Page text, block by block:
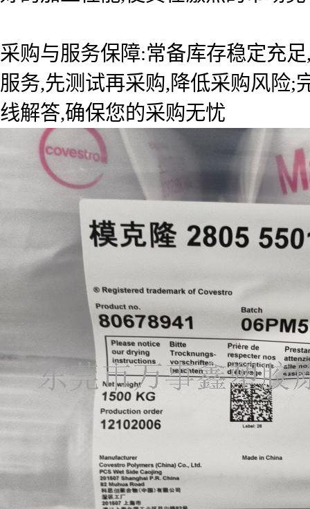
采购与服务保障:常备库存稳定充
服务,先测试再采购,降低采购风险;
线解答,确保您的采购无忧